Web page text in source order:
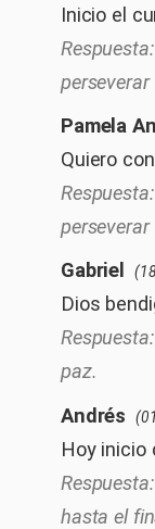
Inicio el
Pamela
Quiero
Gabriel
Dios
paz.
Andrés
Hoy inicio
hasta el